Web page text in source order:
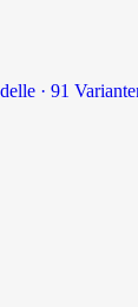
· 91